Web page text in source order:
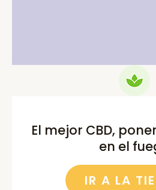
El mejor CBD,
en el
IR A LA